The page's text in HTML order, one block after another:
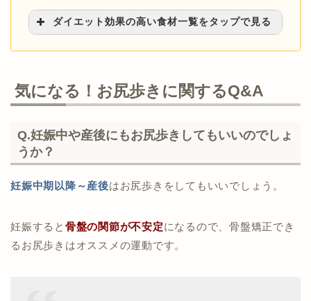
>>【産後・妊娠中】産後でもカンタンに下半
身痩せできる方法5選
【太もも痩せ方法】
>>本気で太もも痩せしたいなら筋トレすべ
>>太もも裏が痩せる簡単ダイエット方法7選
【ふくらはぎ痩せ方法】
>>ふくらはぎ痩せしたいなら“正しい筋ト
【膝上の肉の落とし方】
>>膝上の肉を即効で落とす！自宅で簡単に美
脚を目指す方法6選
【脚痩せ方法まとめ】
>>お尻痩せに効果的な簡単ダイエット方法！
>>ヒップアップにおすすめの筋トレ８選！
>>ヒップリフトでお尻を引き締め！効果的な
ダイエット効果の高い食材一覧をタップで見る
>>【食事制限ナシ】下半身痩せに効果的な食
>>食物繊維で食べないダイエット卒業！痩せ
る食材とレシピを紹介
や1日の摂取量を解説
>>むくみを取る食べ物・飲み物はコレ！コン
ビニで手に入る食材
>>ダイエット中に飲んでもいいお酒の種類
気になる！お尻歩きに関するQ&A
Q.妊娠中や産後にもお尻歩きしてもいいのでしょ
うか？
妊娠中期以降～産後はお尻歩きをしてもいいでしょう。
妊娠すると 骨盤の関節が不安定になるので、骨盤矯正でき
るお尻歩きはオススメの運動です。